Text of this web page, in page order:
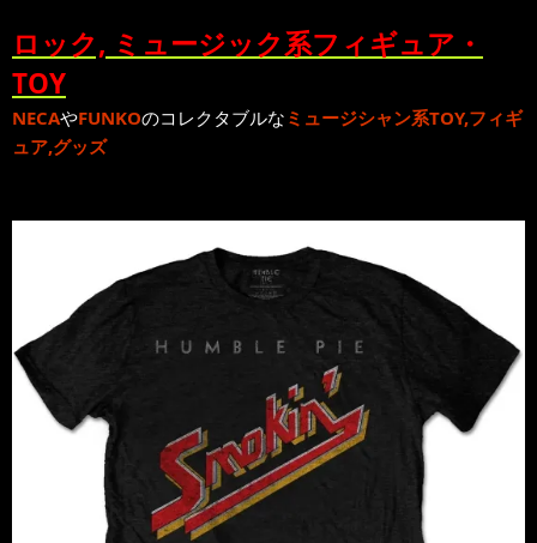
ロック, ミュージック系フィギュア・
TOY
NECAやFUNKOのコレクタブルな ミュージシャン系TOY,フィギ
ュア,グッズ